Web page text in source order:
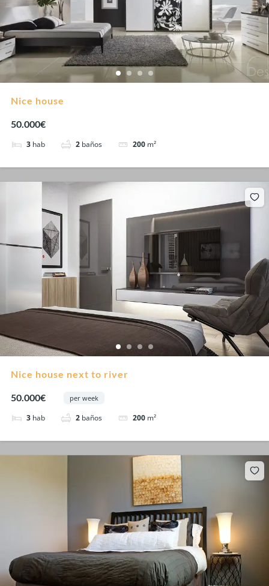
Nice house
50.000€
3 hab 2 baños 200 m²
Nice house next to river
50.000€ per week
3 hab 2 baños 200 m²